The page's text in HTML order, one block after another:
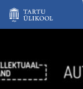
Liigu edasi